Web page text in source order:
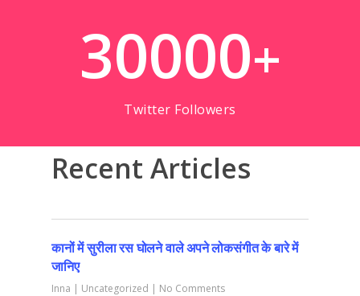
30000+
Twitter Followers
Recent Articles
कानों में सुरीला रस घोलने वाले अपने लोकसंगीत के बारे में
जानिए
Inna | Uncategorized | No Comments